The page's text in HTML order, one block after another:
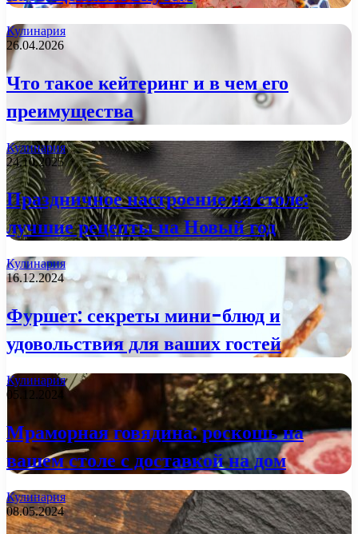
Кулинария
26.04.2026
Что такое кейтеринг и в чем его
преимущества
Кулинария
24.10.2025
Праздничное настроение на столе:
лучшие рецепты на Новый год
Кулинария
16.12.2024
Фуршет: секреты мини-блюд и
удовольствия для ваших гостей
Кулинария
05.12.2024
Мраморная говядина: роскошь на
вашем столе с доставкой на дом
Кулинария
08.05.2024